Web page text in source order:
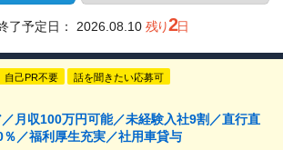
了予定日： 2026.08.10 残り2日
自己PR不要 話を聞きたい応募可
月収100万円可能／未経験入社9割／直行直
／福利厚生充実／社用車貸与